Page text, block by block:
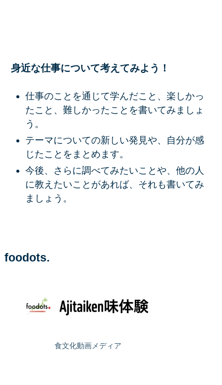
身近な仕事について考えてみよう！
仕事のことを通じて学んだこと、楽しかっ
たこと、難しかったことを書いてみましょ
う。
テーマについての新しい発見や、自分が感
じたことをまとめます。
今後、さらに調べてみたいことや、他の人
に教えたいことがあれば、それも書いてみ
ましょう。
foodots.
食文化動画メディア